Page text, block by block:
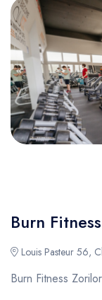
Burn
Louis Pasteur 56,
Burn Fitness